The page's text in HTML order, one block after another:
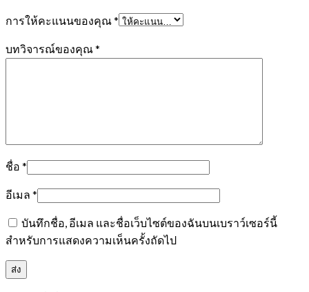
การให้คะแนนของคุณ*
บทวิจารณ์ของคุณ*
ชื่อ *
อีเมล *
บันทึกชื่อ, อีเมล และชื่อเว็บไซต์ของฉันบนเบราว์เซอร์นี้
สำหรับการแสดงความเห็นครั้งถัดไป